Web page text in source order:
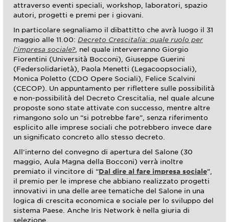
attraverso eventi speciali, workshop, laboratori, spazio
autori, progetti e premi per i giovani.
In particolare segnaliamo il dibattitto che avrà luogo il 31
maggio alle 11.00: Decreto Crescitalia: quale ruolo per
l’impresa sociale?, nel quale interverranno Giorgio
Fiorentini (Università Bocconi), Giuseppe Guerini
(Federsolidarietà), Paola Menetti (Legacoopsociali),
Monica Poletto (CDO Opere Sociali), Felice Scalvini
(CECOP). Un appuntamento per riflettere sulle possibilità
e non-possibilità del Decreto Crescitalia, nel quale alcune
proposte sono state attivate con successo, mentre altre
rimangono solo un “si potrebbe fare”, senza riferimento
esplicito alle imprese sociali che potrebbero invece dare
un significato concreto allo stesso decreto.
All’interno del convegno di apertura del Salone (30
maggio, Aula Magna della Bocconi) verrà inoltre
premiato il vincitore di “Dal dire al fare impresa sociale”,
il premio per le imprese che abbiano realizzato progetti
innovativi in una delle aree tematiche del Salone in una
logica di crescita economica e sociale per lo sviluppo del
sistema Paese. Anche Iris Network è nella giuria di
selezione.